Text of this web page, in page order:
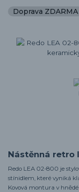
Doprava ZDARMA
Nástěnná retro
Redo LEA 02-800 je
stínidlem, které vyniká
Kovová montura v